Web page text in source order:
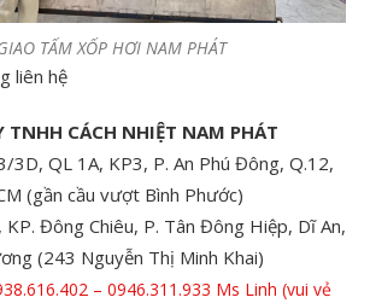
TẤM XỐP HƠI NAM PHÁT
liên hệ
TNHH CÁCH NHIỆT NAM PHÁT
3D, QL 1A, KP3, P. An Phú Đông, Q.12,
(gần cầu vượt Bình Phước)
Đông Chiêu, P. Tân Đông Hiệp, Dĩ An,
(243 Nguyễn Thị Minh Khai)
– 0946.311.933 Ms Linh (vui vẻ